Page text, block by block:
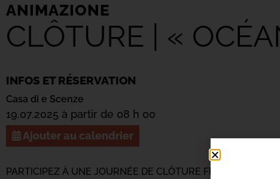
ANIMAZIONE
CLÔTURE | «
INFOS ET RÉSERVATION
Casa di e Scenze
19.07.2025 à partir de 08 h 00
Ajouter au calendrier
PARTICIPEZ À UNE JOURNÉE DE CLÔTURE FESTIVE !